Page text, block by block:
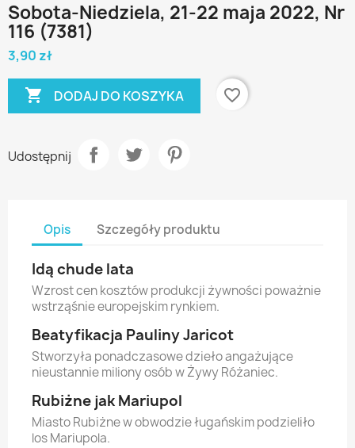
Sobota-Niedziela, 21-22 maja 2022, Nr
116 (7381)
3,90 zł
 DODAJ DO KOSZYKA favorite_border
Udostępnij
Opis Szczegóły produktu
Idą chude lata
Wzrost cen kosztów produkcji żywności poważnie
wstrząśnie europejskim rynkiem.
Beatyfikacja Pauliny Jaricot
Stworzyła ponadczasowe dzieło angażujące
nieustannie miliony osób w Żywy Różaniec.
Rubiżne jak Mariupol
Miasto Rubiżne w obwodzie ługańskim podzieliło
los Mariupola.